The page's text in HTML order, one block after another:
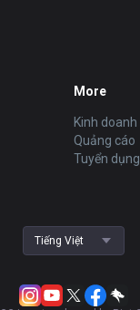
More
Kinh doanh
Quảng cáo
Tuyển dụng
Tiếng Việt